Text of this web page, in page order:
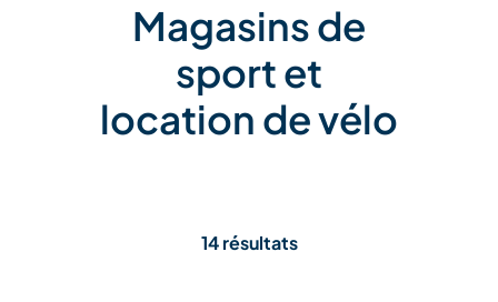
Magasins de
sport et
location de vélo
14 résultats